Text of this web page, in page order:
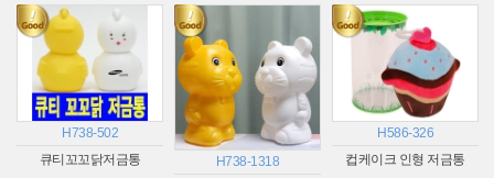
H738-502
큐티꼬꼬닭저금통
H738-1318
H586-326
컵케이크 인형 저금통